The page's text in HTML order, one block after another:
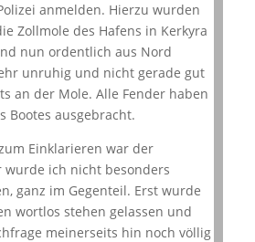
anmelden. Hierzu wurden
Zollmole des Hafens in Kerkyra
nun ordentlich aus Nord
unruhig und nicht gerade gut
an der Mole. Alle Fender haben
Bootes ausgebracht.
Einklarieren war der
wurde ich nicht besonders
ganz im Gegenteil. Erst wurde
wortlos stehen gelassen und
meinerseits hin noch völlig